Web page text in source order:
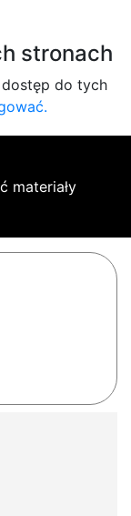
stronach
do tych
materiały